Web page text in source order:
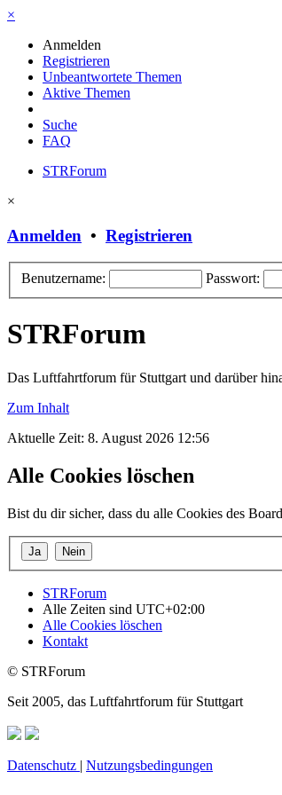
×
Anmelden
Registrieren
Unbeantwortete Themen
Aktive Themen
Suche
FAQ
STRForum
×
Anmelden • Registrieren
Benutzername: Passwort:
STRForum
Das Luftfahrtforum für Stuttgart und darüber
Zum Inhalt
Aktuelle Zeit: 8. August 2026 12:56
Alle Cookies löschen
Bist du dir sicher, dass du alle Cookies des
STRForum
Alle Zeiten sind UTC+02:00
Alle Cookies löschen
Kontakt
© STRForum
Seit 2005, das Luftfahrtforum für Stuttgart
Datenschutz | Nutzungsbedingungen